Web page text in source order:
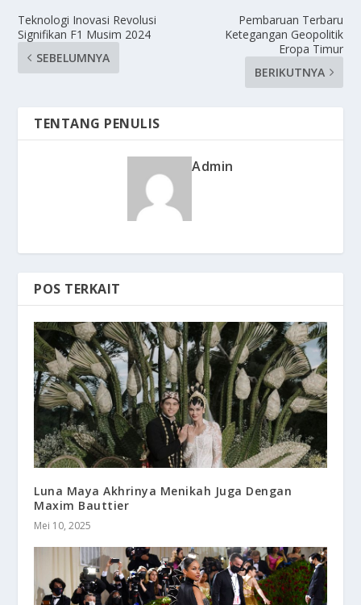
Teknologi Inovasi Revolusi
Signifikan F1 Musim 2024
SEBELUMNYA
Pembaruan Terbaru
Ketegangan Geopolitik
Eropa Timur
BERIKUTNYA
TENTANG PENULIS
Admin
POS TERKAIT
Luna Maya Akhrinya Menikah Juga Dengan
Maxim Bauttier
Mei 10, 2025